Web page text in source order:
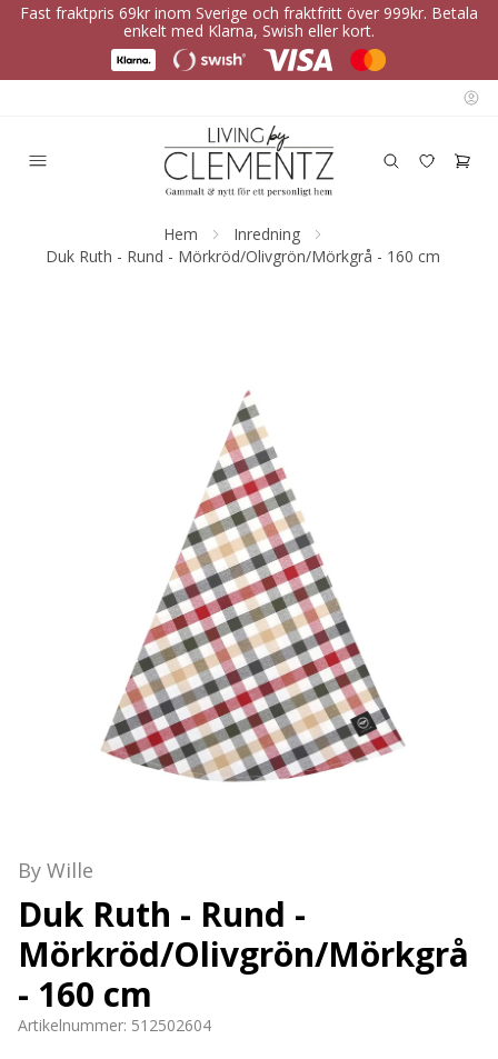
Fast fraktpris 69kr inom Sverige och fraktfritt över 999kr. Betala
enkelt med Klarna, Swish eller kort.
Hem
Inredning
Duk Ruth - Rund - Mörkröd/Olivgrön/Mörkgrå - 160 cm
By Wille
Duk Ruth - Rund -
Mörkröd/Olivgrön/Mörkgrå
- 160 cm
Artikelnummer: 512502604